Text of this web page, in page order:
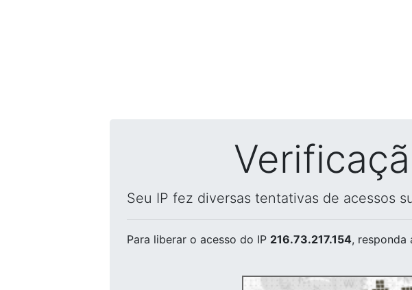
Seu IP fez diversas tentativas de acessos
Para liberar o acesso do IP 216.73.217.154, responda